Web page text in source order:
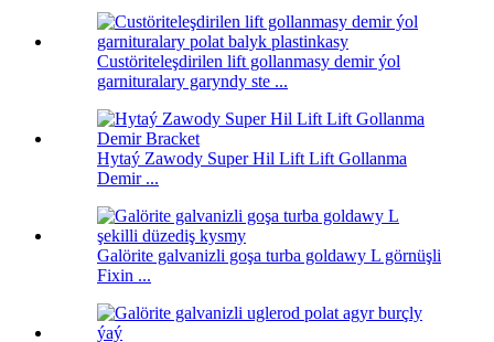
Custöriteleşdirilen lift gollanmasy demir ýol
garnituralary garyndy ste ...
Hytaý Zawody Super Hil Lift Lift Gollanma
Demir ...
Galörite galvanizli goşa turba goldawy L görnüşli
Fixin ...